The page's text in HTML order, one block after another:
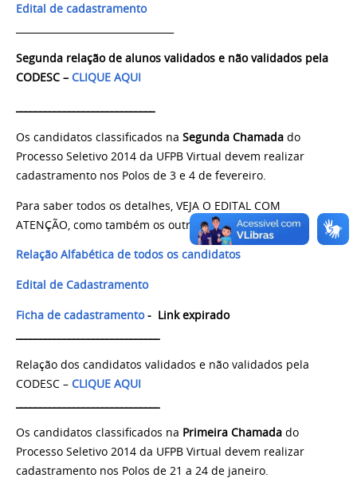
Edital de cadastramento
Segunda relação de alunos validados e não validados pela
CODESC – CLIQUE AQUI
Os candidatos classificados na Segunda Chamada do
Processo Seletivo 2014 da UFPB Virtual devem realizar
cadastramento nos Polos de 3 e 4 de fevereiro.
Para saber todos os detalhes, VEJA O EDITAL COM
ATENÇÃO, como também os outros itens abaixo:
Relação Alfabética de todos os candidatos
Edital de Cadastramento
Ficha de cadastramento- Link expirado
Relação dos candidatos validados e não validados pela
CODESC – CLIQUE AQUI
Os candidatos classificados na Primeira Chamada do
Processo Seletivo 2014 da UFPB Virtual devem realizar
cadastramento nos Polos de 21 a 24 de janeiro.